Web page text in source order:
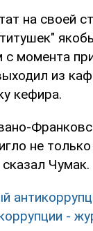
на своей
момента
из
кефира.
не
Чумак.
-